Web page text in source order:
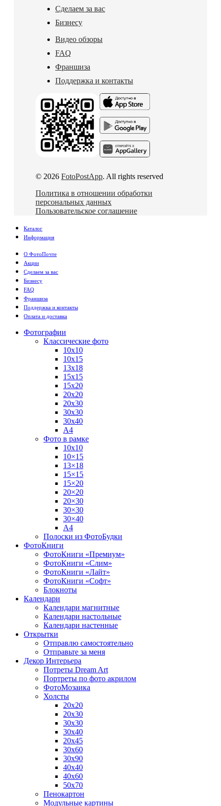
Сделаем за вас
Бизнесу
Видео обзоры
FAQ
Франшиза
Поддержка и контакты
© 2026 FotoPostApp. All rights reserved
Политика в отношении обработки
персональных данных
Пользовательское соглашение
Каталог
Информация
О ФотоПочте
Акции
Сделаем за вас
Бизнесу
FAQ
Франшиза
Поддержка и контакты
Оплата и доставка
Фотографии
Классические фото
10х10
10х15
13х18
15х15
15х20
20х20
20х30
30х30
30х40
А4
Фото в рамке
10х10
10×15
13×18
15×15
15×20
20×20
20×30
30×30
30×40
A4
Полоски из ФотоБудки
ФотоКниги
ФотоКниги «Премиум»
ФотоКниги «Слим»
ФотоКниги «Лайт»
ФотоКниги «Софт»
Блокноты
Календари
Календари магнитные
Календари настольные
Календари настенные
Открытки
Отправлю самостоятельно
Отправьте за меня
Декор Интерьера
Потреты Dream Art
Портреты по фото акрилом
ФотоМозаика
Холсты
20х20
20х30
30х30
30х40
20х45
30х60
30х90
40х40
40х60
50х70
Пенокартон
Модульные картины